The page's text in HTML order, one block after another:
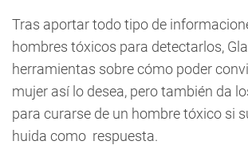
Tras aportar todo tipo de
hombres tóxicos para detectarlos,
herramientas sobre cómo poder
mujer así lo desea, pero también da
para curarse de un hombre tóxico si
huida como respuesta.